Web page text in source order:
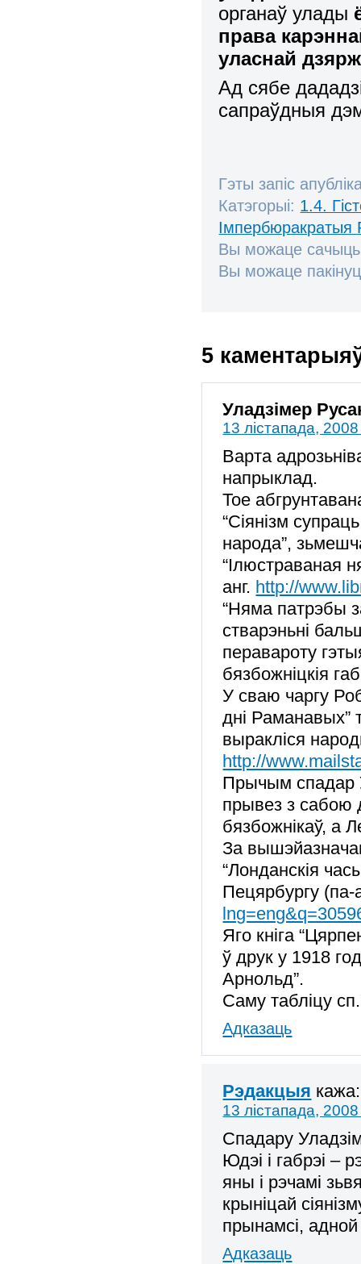
органаў улады
права
уласнай
Ад сябе
сапраўдныя
Гэты запіс
Катэгорыі: 1.4.
Імпербюракратыя
Вы можаце
Вы можаце
5
Уладзімер
13 лістапада,
Варта
напрыклад.
Тое
“Сіянізм
народа”,
“Ілюстраваная
анг. http://
“Няма патрэбы
стварэньні
перавароту
бязбожніцкія
У сваю чаргу
дні Раманавых”
выракліся
http://
Прычым спадар
прывез з сабою
бязбожнікаў, а
За
“Лонданскія
Пецярбургу (па-
Яго кніга
ў друк у 1918
Арнольд”.
Саму табліцу
Адказаць
Рэдакцыя кажа:
13 лістапада,
Спадару
Юдэі і габрэі –
яны і рэчамі
крыніцай
прынамсі, адной
Адказаць